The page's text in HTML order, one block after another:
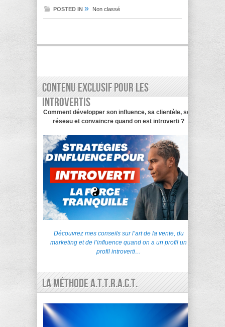
POSTED IN » Non classé
Contenu exclusif pour les
introvertis
Comment développer son influence, sa clientèle, son
réseau et convaincre quand on est introverti ?
Découvrez mes conseils sur l’art de la vente, du
marketing et de l’influence quand on a un profil un
profil introverti…
La Méthode A.T.T.R.A.C.T.